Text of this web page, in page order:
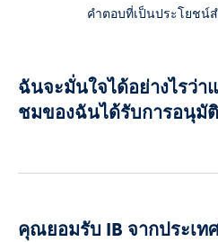
คำตอบที่เป็นประโยชน์
ฉันจะมั่นใจได้อย่างไรว่า
ชมของฉันได้รับการอนุมัติ
เป็นกลาง
คุณยอมรับ IB จากประเท